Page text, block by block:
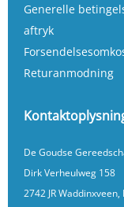
Generelle
aftryk
Returanmodning
De Goudse
Dirk Verheulweg 158
2742 JR